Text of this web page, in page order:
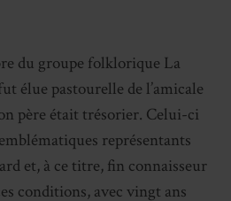
du groupe folklorique La
élue pastourelle de l’amicale
père était trésorier. Celui-ci
représentants
et, à ce titre, fin connaisseur
conditions, avec vingt ans